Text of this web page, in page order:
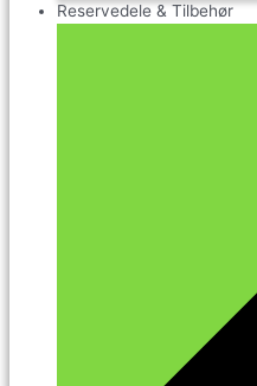
Reservedele & Tilbehør